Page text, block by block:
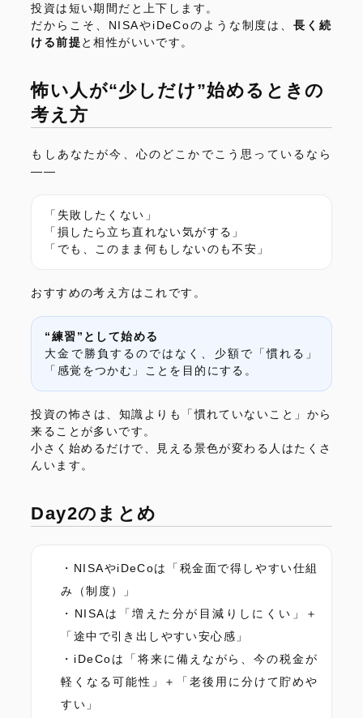
投資は短い期間だと上下します。
だからこそ、NISAやiDeCoのような制度は、長く続
ける前提と相性がいいです。
怖い人が“少しだけ”始めるときの
考え方
もしあなたが今、心のどこかでこう思っているなら
——
「失敗したくない」
「損したら立ち直れない気がする」
「でも、このまま何もしないのも不安」
おすすめの考え方はこれです。
“練習”として始める
大金で勝負するのではなく、少額で「慣れる」
「感覚をつかむ」ことを目的にする。
投資の怖さは、知識よりも「慣れていないこと」から
来ることが多いです。
小さく始めるだけで、見える景色が変わる人はたくさ
んいます。
Day2のまとめ
NISAやiDeCoは「税金面で得しやすい仕組
み（制度）」
NISAは「増えた分が目減りしにくい」＋
「途中で引き出しやすい安心感」
iDeCoは「将来に備えながら、今の税金が
軽くなる可能性」＋「老後用に分けて貯めや
すい」